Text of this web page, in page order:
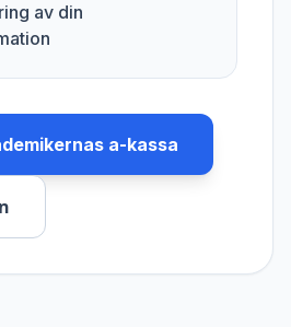
av din
a-kassa